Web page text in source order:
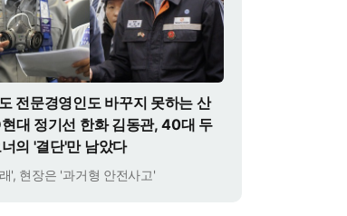
전문경영인도 바꾸지 못하는 산
대 정기선 한화 김동관, 40대 두
의 '결단'만 남았다
', 현장은 '과거형 안전사고'